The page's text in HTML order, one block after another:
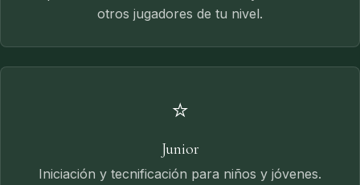
otros jugadores de tu nivel.
⭐
Junior
Iniciación y tecnificación para niños y jóvenes.